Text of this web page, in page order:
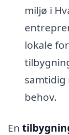
miljø i
lokale
samtidig
behov.
En